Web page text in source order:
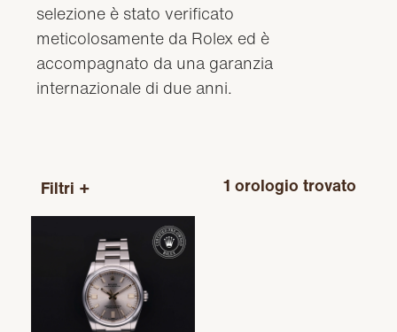
selezione è stato verificato
meticolosamente da Rolex ed è
accompagnato da una garanzia
internazionale di due anni.
Filtri + 1 orologio trovato